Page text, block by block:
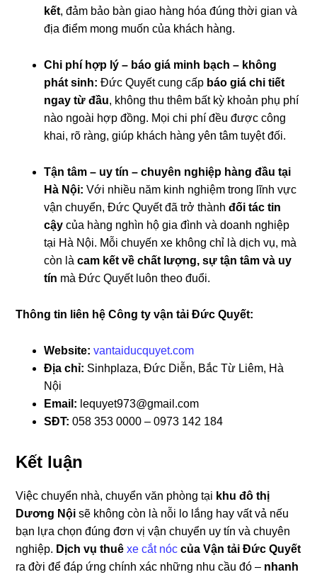
kết, đảm bảo bàn giao hàng hóa đúng thời gian và
địa điểm mong muốn của khách hàng.
Chi phí hợp lý – báo giá minh bạch – không
phát sinh: Đức Quyết cung cấp báo giá chi tiết
ngay từ đầu, không thu thêm bất kỳ khoản phụ phí
nào ngoài hợp đồng. Mọi chi phí đều được công
khai, rõ ràng, giúp khách hàng yên tâm tuyệt đối.
Tận tâm – uy tín – chuyên nghiệp hàng đầu tại
Hà Nội: Với nhiều năm kinh nghiệm trong lĩnh vực
vận chuyển, Đức Quyết đã trở thànhđối tác tin
cậy của hàng nghìn hộ gia đình và doanh nghiệp
tại Hà Nội. Mỗi chuyến xe không chỉ là dịch vụ, mà
còn làcam kết về chất lượng, sự tận tâm và uy
tín mà Đức Quyết luôn theo đuổi.
Thông tin liên hệ Công ty vận tải Đức Quyết:
Website: vantaiducquyet.com
Địa chỉ: Sinhplaza, Đức Diễn, Bắc Từ Liêm, Hà
Nội
Email: lequyet973@gmail.com
SĐT: 058 353 0000 – 0973 142 184
Kết luận
Việc chuyển nhà, chuyển văn phòng tại khu đô thị
Dương Nội sẽ không còn là nỗi lo lắng hay vất vả nếu
bạn lựa chọn đúng đơn vị vận chuyển uy tín và chuyên
nghiệp. Dịch vụ thuêxe cắt nóc của Vận tải Đức Quyết
ra đời để đáp ứng chính xác những nhu cầu đó – nhanh